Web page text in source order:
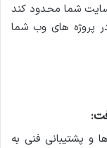
شما محدود کند
پروژه های وب شما
و پشتیبانی فنی به